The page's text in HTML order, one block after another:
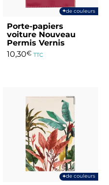
+de couleurs
Porte-papiers
voiture Nouveau
Permis Vernis
10,30€ TTC
plusieurs
variations.
options
peuvent
choisies
+de couleurs